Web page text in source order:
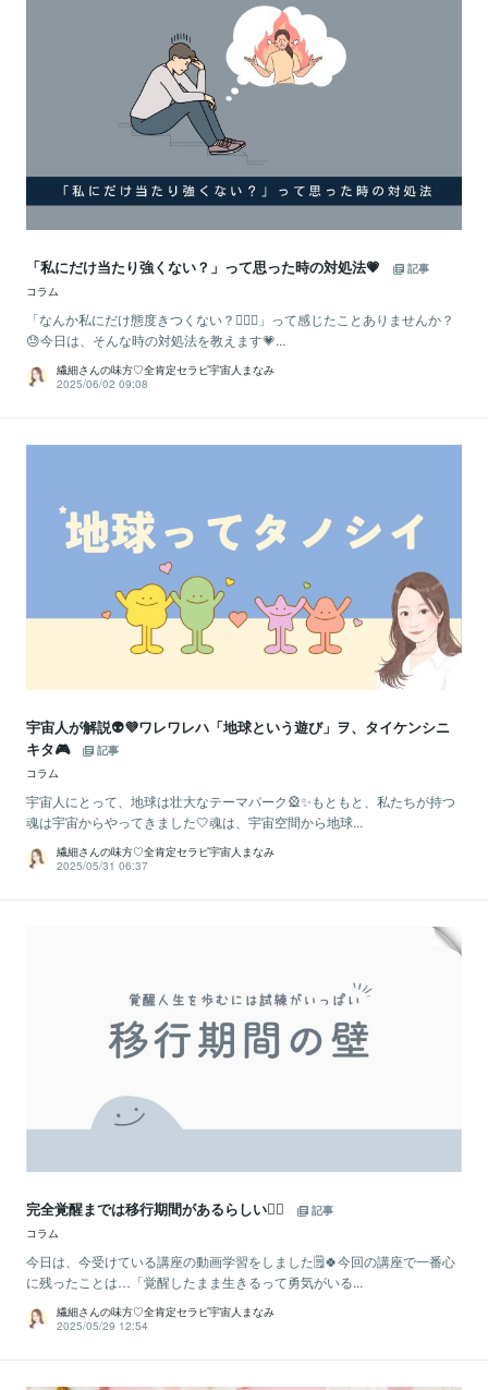
「私にだけ当たり強くない？」って思った時の対処法💗
記事
コラム
「なんか私にだけ態度きつくない？😶‍🌫️💧」って感じたことありませんか？
😓今日は、そんな時の対処法を教えます💗...
繊細さんの味方♡全肯定セラピ宇宙人まなみ
2025/06/02 09:08
宇宙人が解説👽💜ワレワレハ「地球という遊び」ヲ、タイケンシニ
キタ🎮
記事
コラム
宇宙人にとって、地球は壮大なテーマパーク🎡✨もともと、私たちが持つ
魂は宇宙からやってきました🤍魂は、宇宙空間から地球...
繊細さんの味方♡全肯定セラピ宇宙人まなみ
2025/05/31 06:37
完全覚醒までは移行期間があるらしい😶‍🌫️
記事
コラム
今日は、今受けている講座の動画学習をしました🗒🍀今回の講座で一番心
に残ったことは…「覚醒したまま生きるって勇気がいる...
繊細さんの味方♡全肯定セラピ宇宙人まなみ
2025/05/29 12:54